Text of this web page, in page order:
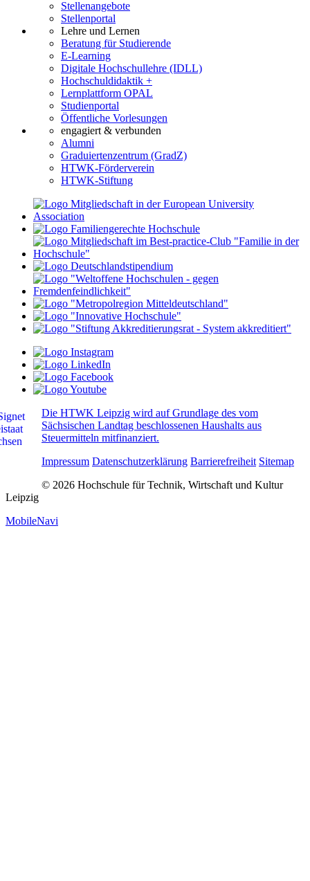
Stellenangebote
Stellenportal
Lehre und Lernen
Beratung für Studierende
E-Learning
Digitale Hochschullehre (IDLL)
Hochschuldidaktik +
Lernplattform OPAL
Studienportal
Öffentliche Vorlesungen
engagiert & verbunden
Alumni
Graduiertenzentrum (GradZ)
HTWK-Förderverein
HTWK-Stiftung
Die HTWK Leipzig wird auf Grundlage des vom
Sächsischen Landtag beschlossenen Haushalts aus
Steuermitteln mitfinanziert.
Impressum Datenschutzerklärung Barrierefreiheit Sitemap
© 2026 Hochschule für Technik, Wirtschaft und Kultur
Leipzig
MobileNavi